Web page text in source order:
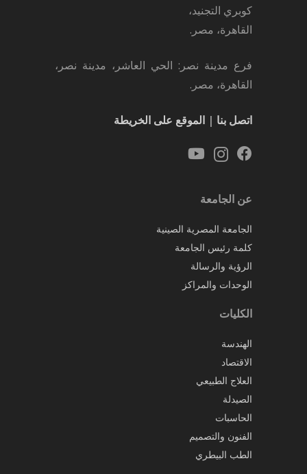
كوبري التجنيد،
القاهرة، مصر.
فرع مدينة نصر: الحي العاشر، مدينة نصر،
القاهرة، مصر.
اتصل بنا | الموقع على الخريطة
عن الجامعة
الجامعة المصرية الصينية
كلمة رئيس الجامعة
الرؤية والرسالة
الوحدات والمراكز
الكليات
الهندسة
الاقتصاد
العلاج الطبيعي
الصيدلة
الحاسبات
الفنون والتصميم
الطب البيطري